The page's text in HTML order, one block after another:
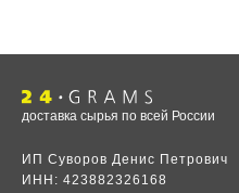
доставка сырья по всей России
ИП Суворов Денис Петрович
ИНН: 423882326168